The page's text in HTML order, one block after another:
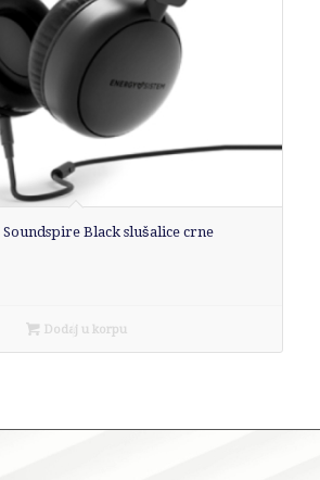
Soundspire Black slušalice crne
Dodaj u korpu